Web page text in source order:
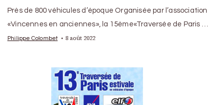
Près de 800 véhicules d’époque Organisée par l’association
«Vincennes en anciennes», la 15ème«Traversée de Paris …
Philippe Colombet 8 août 2022